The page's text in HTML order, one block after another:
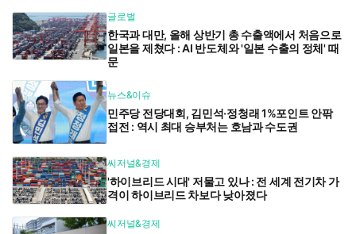
글로벌
한국과 대만, 올해 상반기 총 수출액에서 처음으로
일본을 제쳤다 : AI 반도체와 '일본 수출의 정체' 때
문
뉴스&이슈
민주당 전당대회, 김민석·정청래 1%포인트 안팎
접전 : 역시 최대 승부처는 호남과 수도권
씨저널&경제
'하이브리드 시대' 저물고 있나 : 전 세계 전기차 가
격이 하이브리드 차보다 낮아졌다
씨저널&경제